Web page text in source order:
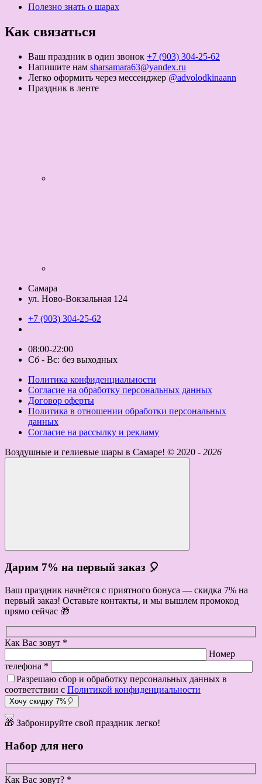
Полезно знать о шарах
Как связаться
Ваш праздник в один звонок +7 (903) 304-25-62
Напишите нам sharsamara63@yandex.ru
Легко оформить через мессенджер @advolodkinaann
Праздник в ленте
Самара
ул. Ново-Вокзальная 124
+7 (903) 304-25-62
08:00-22:00
Сб - Вс: без выходных
Политика конфиденциальности
Согласие на обработку персональных данных
Договор оферты
Политика в отношении обработки персональных
данных
Согласие на рассылку и рекламу
Воздушные и гелиевые шары в Самаре! © 2020 - 2026
Дарим 7% на первый заказ 🎈
Ваш праздник начнётся с приятного бонуса — скидка 7% на
первый заказ! Оставьте контакты, и мы вышлем промокод
прямо сейчас 🎁
Как Вас зовут *
Номер
телефона *
Разрешаю сбор и обработку персональных данных в
соответствии с Политикой конфиденциальности
Хочу скидку 7%🎈
🎁 Забронируйте свой праздник легко!
Набор для него
Как Вас зовут? *